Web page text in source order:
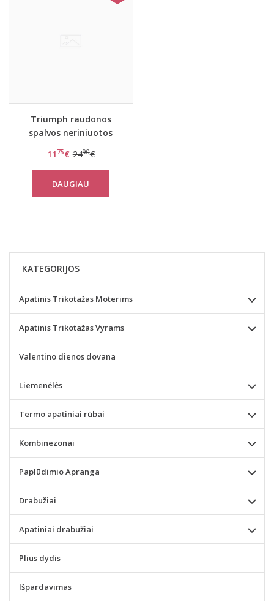
Triumph raudonos
spalvos neriniuotos
Darling Hipster
11 75€ 2490€
DAUGIAU
KATEGORIJOS
Apatinis Trikotažas Moterims
Apatinis Trikotažas Vyrams
Valentino dienos dovana
Liemenėlės
Termo apatiniai rūbai
Kombinezonai
Paplūdimio Apranga
Drabužiai
Apatiniai drabužiai
Plius dydis
Išpardavimas